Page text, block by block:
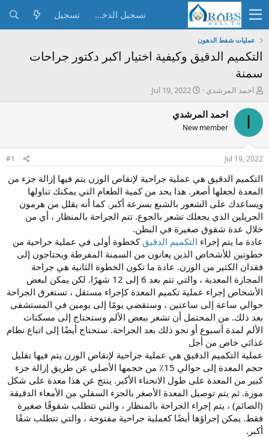
تسجيل الدخول تسجيل
عمليات شفط الدهون
التكميم الدقيق وكيفية اختيار اكبر دكتور جراحات
سمنة
ب
د
ا
م
و
ض
ع
احمد المرشدي
ت
ر
ي
خ
د
Jul 19, 2022
احمد المرشدي
New member
Jul 19, 2022
#1
التكميم الدقيق هي عملية جراحية لإنقاص الوزن يتم فيها إزالة جزء من
المعدة لجعلها أصغر. هذا يحد من كمية الطعام التي يمكنك تناولها
ويساعدك على الشعور بالشبع بسرعة أكبر. كما أنه يقلل من هرمون
الجريلين الذي يجعلك تشعر بالجوع. تتم الجراحة بالمنظار ، أي من
خلال عدة شقوق صغيرة في البطن.
عادة ما يتم إجراء التكميم الدقيق كخطوة أولى في عملية جراحية من
خطوتين للأشخاص الذين يعانون من السمنة المفرطة ويحتاجون إلى
فقدان الكثير من الوزن. عادة ما تكون الخطوة الثانية هي جراحة
المجازة المعدية ، والتي تتم بعد 6 إلى 12 شهرًا. لكن يمكن لبعض
الأشخاص إجراء عملية تكميم المعدة كإجراء مستقل ، تستغرق الجراحة
حوالي ساعة إلى ساعتين ، وستقضي يومًا إلى يومين في المستشفى
بعد ذلك. من المحتمل أن تشعر ببعض الألم وستحتاج إلى مسكنات
الألم لمدة أسبوع أو نحو ذلك بعد الجراحة. ستحتاج أيضًا إلى اتباع نظام
غذائي خاص من أجل
عملية التكميم الدقيق هي عملية جراحية لإنقاص الوزن يتم فيها تقليل
حجم المعدة إلى حوالي 15٪ من حجمها الأصلي عن طريق إزالة جزء
كبير من المعدة على طول الانحناء الأكبر. ينتج عن هذا معدة على شكل
موزة. ثم يتم توصيل المعدة الأصغر بالجزء السفلي من الأمعاء الدقيقة
(الصائم) ، يتم إجراء الجراحة بالمنظار ، والتي تتطلب شقوقًا صغيرة
فقط. يمكن إجراؤها أيضًا كعملية جراحية مفتوحة ، والتي تتطلب شقًا
أكبر.